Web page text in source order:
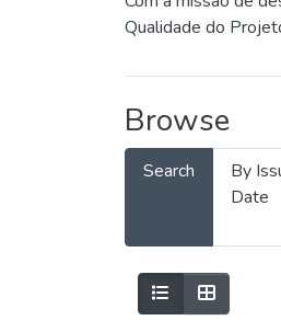
Qualidade do
Browse
Search
By
Date